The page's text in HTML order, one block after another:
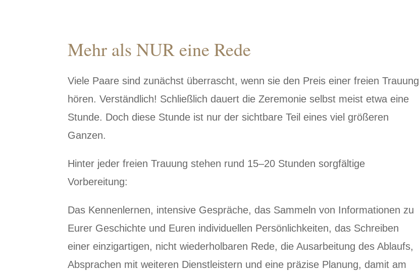
Mehr als NUR eine Rede
Viele Paare sind zunächst überrascht, wenn sie den Preis einer freien Trauung
hören. Verständlich! Schließlich dauert die Zeremonie selbst meist etwa eine
Stunde. Doch diese Stunde ist nur der sichtbare Teil eines viel größeren
Ganzen.
Hinter jeder freien Trauung stehen rund 15–20 Stunden sorgfältige
Vorbereitung:
Das Kennenlernen, intensive Gespräche, das Sammeln von Informationen zu
Eurer Geschichte und Euren individuellen Persönlichkeiten, das Schreiben
einer einzigartigen, nicht wiederholbaren Rede, die Ausarbeitung des Ablaufs,
Absprachen mit weiteren Dienstleistern und eine präzise Planung, damit am